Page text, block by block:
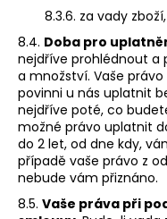
8.3.6. za vady
8.4. Doba pro
nejdříve prohlédnout a
a množství. Vaše
povinni u nás uplatnit
nejdříve poté, co
možné právo uplatnit
do 2 let, od dne kdy,
případě vaše právo z
nebude vám přiznáno.
8.5. Vaše práva při